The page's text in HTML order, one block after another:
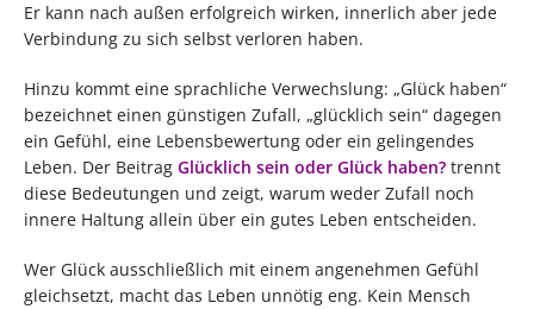
Er kann nach außen erfolgreich wirken, innerlich aber jede
Verbindung zu sich selbst verloren haben.
Hinzu kommt eine sprachliche Verwechslung: „Glück haben“
bezeichnet einen günstigen Zufall, „glücklich sein“ dagegen
ein Gefühl, eine Lebensbewertung oder ein gelingendes
Leben. Der Beitrag Glücklich sein oder Glück haben? trennt
diese Bedeutungen und zeigt, warum weder Zufall noch
innere Haltung allein über ein gutes Leben entscheiden.
Wer Glück ausschließlich mit einem angenehmen Gefühl
gleichsetzt, macht das Leben unnötig eng. Kein Mensch